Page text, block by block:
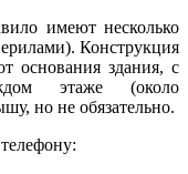
имеют несколько
Конструкция
основания здания, с
этаже (около
но не обязательно.